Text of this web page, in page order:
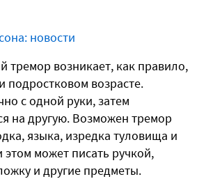
новости
тремор возникает, как правило,
возрасте.
с одной руки, затем
на другую. Возможен тремор
языка, изредка туловища и
этом может писать ручкой,
и другие предметы.